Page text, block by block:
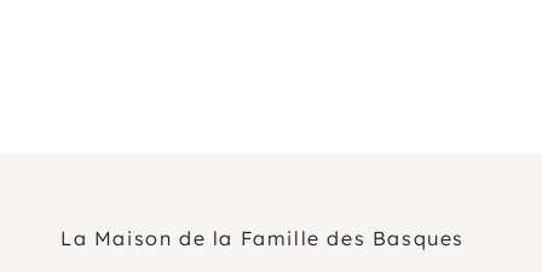
La Maison de la Famille des Basques